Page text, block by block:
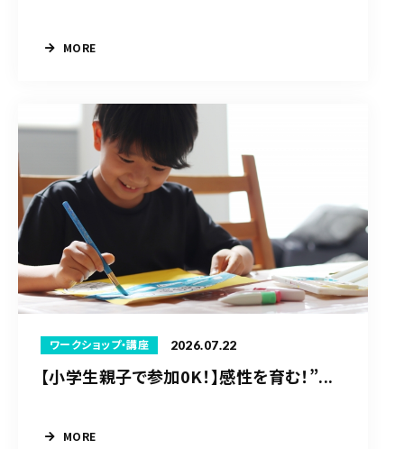
MORE
ワークショップ・講座 2026.07.22
【小学生親子で参加0K！】感性を育む！”...
MORE